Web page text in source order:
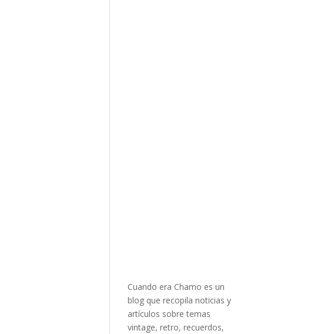
Cuando era Chamo es un
blog que recopila noticias y
artículos sobre temas
vintage, retro, recuerdos,